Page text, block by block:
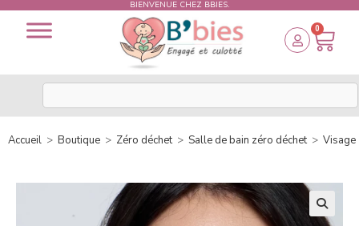
BIENVENUE CHEZ BBIES.
0
Accueil > Boutique > Zéro déchet > Salle de bain zéro déchet > Visage